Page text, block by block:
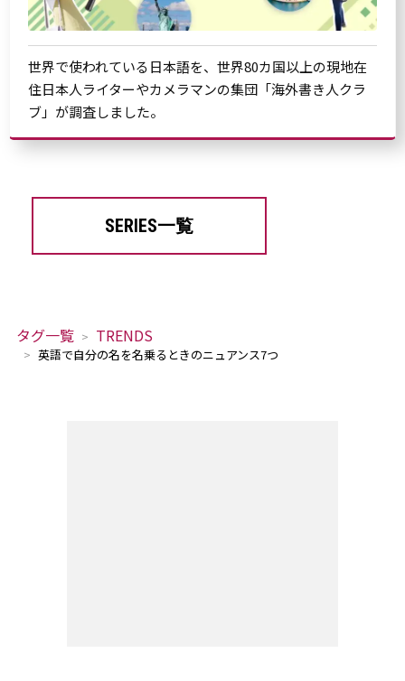
世界で使われている日本語を、世界80カ国以上の現地在
住日本人ライターやカメラマンの集団「海外書き人クラ
ブ」が調査しました。
SERIES一覧
タグ一覧 TRENDS
英語で自分の名を名乗るときのニュアンス7つ